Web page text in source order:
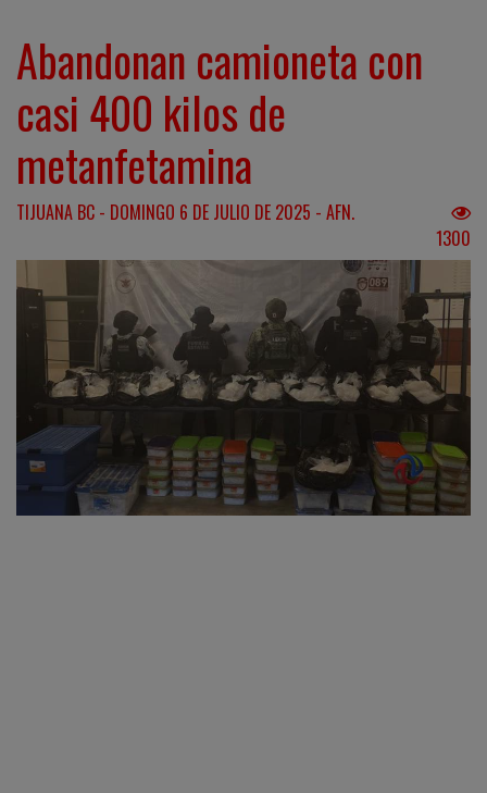
Abandonan camioneta con
casi 400 kilos de
metanfetamina
TIJUANA BC - DOMINGO 6 DE JULIO DE 2025 - AFN.
1300